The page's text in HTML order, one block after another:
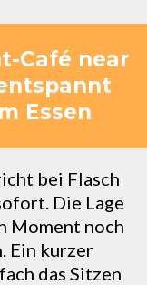
Café near
Essen
bei Flasch
Die Lage
Moment noch
Ein kurzer
das Sitzen